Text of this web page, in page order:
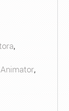
,
Animator,